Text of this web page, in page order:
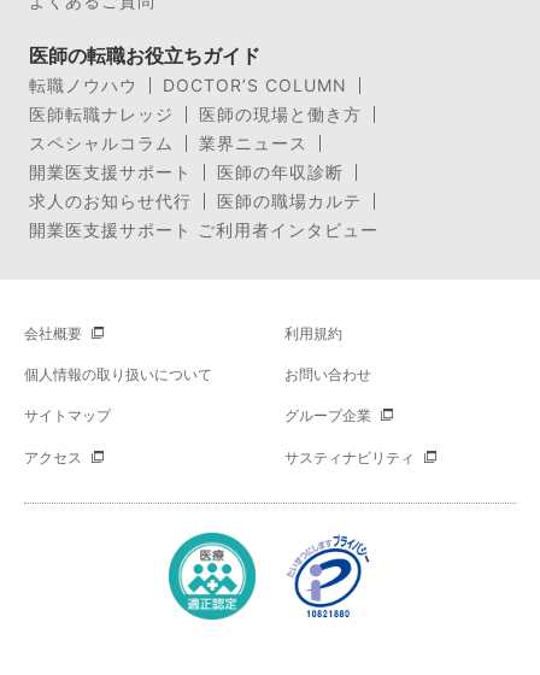
医師の転職お役立ちガイド
転職ノウハウ
DOCTOR’S COLUMN
医師転職ナレッジ
医師の現場と働き方
スペシャルコラム
業界ニュース
開業医支援サポート
医師の年収診断
求人のお知らせ代行
医師の職場カルテ
開業医支援サポート ご利用者インタビュー
会社概要 利用規約
個人情報の取り扱いについて お問い合わせ
サイトマップ グループ企業
アクセス サスティナビリティ